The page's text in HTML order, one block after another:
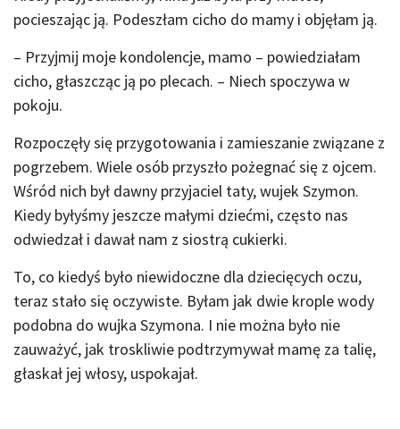
pocieszając ją. Podeszłam cicho do mamy i objęłam ją.
– Przyjmij moje kondolencje, mamo – powiedziałam
cicho, głaszcząc ją po plecach. – Niech spoczywa w
pokoju.
Rozpoczęły się przygotowania i zamieszanie związane z
pogrzebem. Wiele osób przyszło pożegnać się z ojcem.
Wśród nich był dawny przyjaciel taty, wujek Szymon.
Kiedy byłyśmy jeszcze małymi dziećmi, często nas
odwiedzał i dawał nam z siostrą cukierki.
To, co kiedyś było niewidoczne dla dziecięcych oczu,
teraz stało się oczywiste. Byłam jak dwie krople wody
podobna do wujka Szymona. I nie można było nie
zauważyć, jak troskliwie podtrzymywał mamę za talię,
głaskał jej włosy, uspokajał.